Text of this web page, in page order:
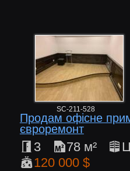
SC-211-528
Продам офісне
євроремонт
3 78 м²
120 000 $